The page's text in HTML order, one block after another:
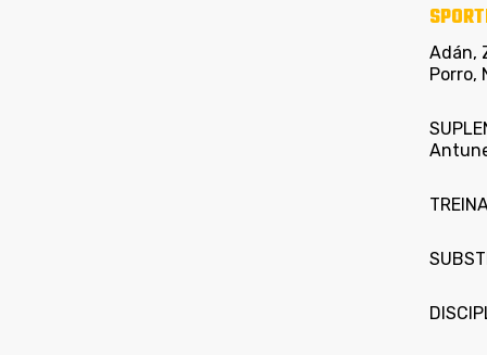
Adán,
Porro,